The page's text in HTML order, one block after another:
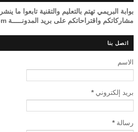
بوابة البريمي تهتم بالتعليم والتقنية تابعوا ما
مشاركاتكم واقتراحاتكم على بريد المدونـــــة lrcburaimi@gmail.com
اتصل بنا
الاسم
بريد إلكتروني*
رسالة*